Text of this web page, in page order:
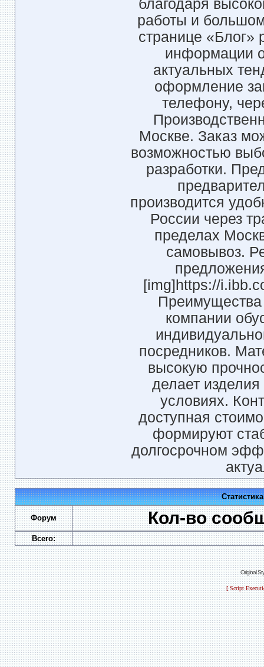
благодаря
работы и
странице «Блог»
информации
актуальных
оформление
телефону,
Москве. Заказ
возможностью
разработки.
производится
России через
пределах
самовывоз.
[img]https://
компании
посредников.
высокую
делает
условиях.
доступная
формируют
долгосрочном
Форум Кол-во
Всего:
Original
[ Script